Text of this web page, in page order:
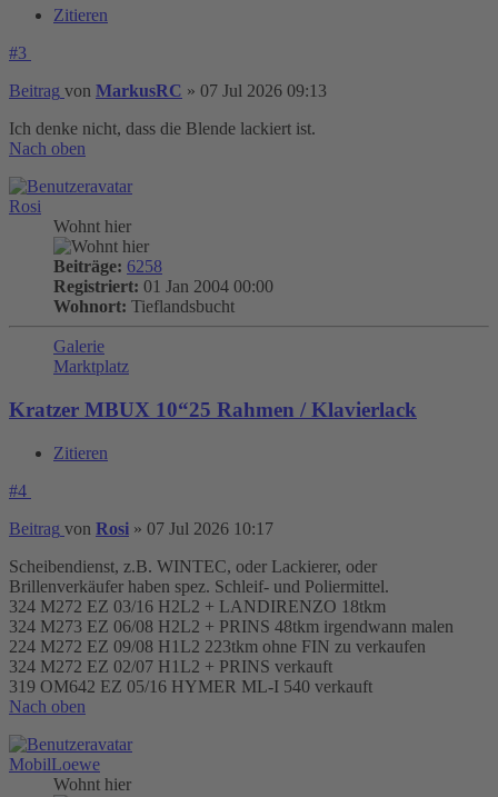
Zitieren
#3
Beitrag von MarkusRC » 07 Jul 2026 09:13
Ich denke nicht, dass die Blende lackiert ist.
Nach oben
Rosi
Wohnt hier
Beiträge: 6258
Registriert: 01 Jan 2004 00:00
Wohnort: Tieflandsbucht
Galerie
Marktplatz
Kratzer MBUX 10“25 Rahmen / Klavierlack
Zitieren
#4
Beitrag von Rosi » 07 Jul 2026 10:17
Scheibendienst, z.B. WINTEC, oder Lackierer, oder
Brillenverkäufer haben spez. Schleif- und Poliermittel.
324 M272 EZ 03/16 H2L2 + LANDIRENZO 18tkm
324 M273 EZ 06/08 H2L2 + PRINS 48tkm irgendwann malen
224 M272 EZ 09/08 H1L2 223tkm ohne FIN zu verkaufen
324 M272 EZ 02/07 H1L2 + PRINS verkauft
319 OM642 EZ 05/16 HYMER ML-I 540 verkauft
Nach oben
MobilLoewe
Wohnt hier